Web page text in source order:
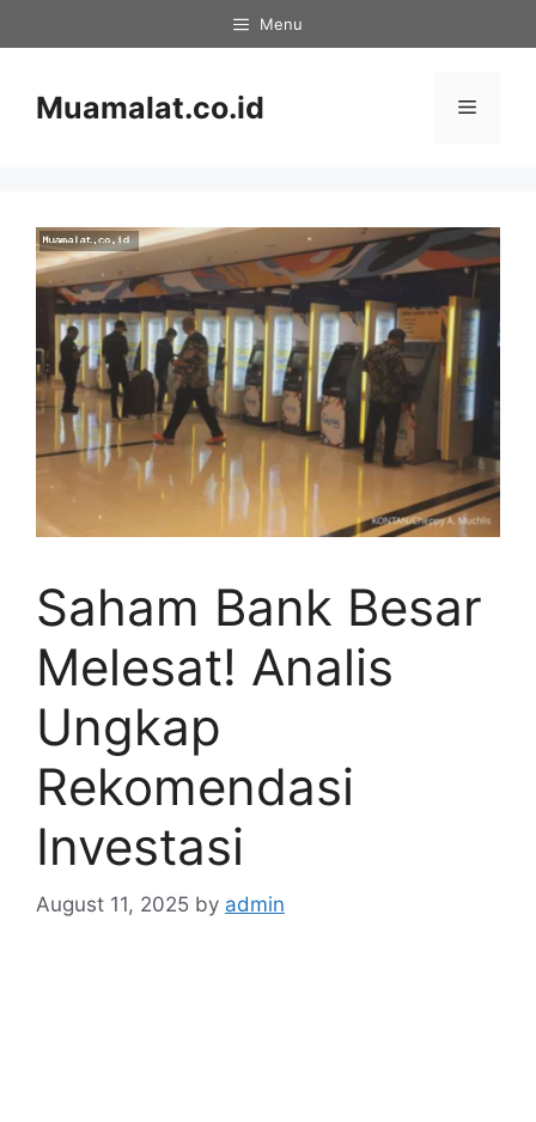
to
Menu
Muamalat.co.id Menu
Saham Bank Besar
Melesat! Analis
Ungkap
Rekomendasi
Investasi
August 11, 2025 by admin